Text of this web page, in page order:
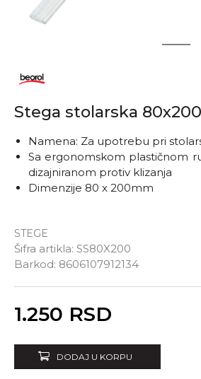
2
Stega stolarska
STEGE
Šifra artikla: SS80X200
Barkod: 8606107912134
Namena: Za upotrebu pri
Sa ergonomskom plastičnom
dizajniranom protiv klizanja
Dimenzije 80 x 200mm
1.250 RSD
DODAJ U KORPU